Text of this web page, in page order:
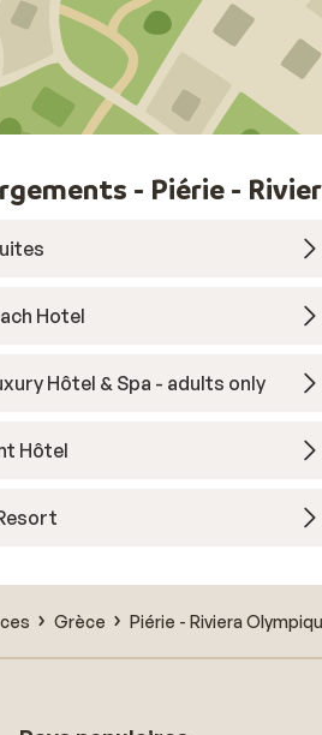
- Piérie -
Hotel
Hôtel & Spa - adults only
Hôtel
Grèce Piérie - Riviera